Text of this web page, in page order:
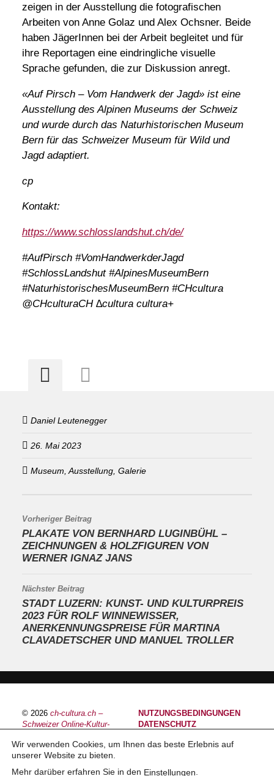
zeigen in der Ausstellung die fotografischen
Arbeiten von Anne Golaz und Alex Ochsner. Beide
haben JägerInnen bei der Arbeit begleitet und für
ihre Reportagen eine eindringliche visuelle
Sprache gefunden, die zur Diskussion anregt.
«Auf Pirsch – Vom Handwerk der Jagd» ist eine
Ausstellung des Alpinen Museums der Schweiz
und wurde durch das Naturhistorischen Museum
Bern für das Schweizer Museum für Wild und
Jagd adaptiert.
cp
Kontakt:
https://www.schlosslandshut.ch/de/
#AufPirsch #VomHandwerkderJagd
#SchlossLandshut #AlpinesMuseumBern
#NaturhistorischesMuseumBern #CHcultura
@CHculturaCH ∆cultura cultura+
Daniel Leutenegger
26. Mai 2023
Museum, Ausstellung, Galerie
Vorheriger Beitrag
PLAKATE VON BERNHARD LUGINBÜHL –
ZEICHNUNGEN & HOLZFIGUREN VON
WERNER IGNAZ JANS
Nächster Beitrag
STADT LUZERN: KUNST- UND KULTURPREIS
2023 FÜR ROLF WINNEWISSER,
ANERKENNUNGSPREISE FÜR MARTINA
CLAVADETSCHER UND MANUEL TROLLER
© 2026 ch-cultura.ch –
Schweizer Online-Kultur-
NUTZUNGSBEDINGUNGEN
DATENSCHUTZ
Wir verwenden Cookies, um Ihnen das beste Erlebnis auf
unserer Website zu bieten.
Mehr darüber erfahren Sie in den Einstellungen